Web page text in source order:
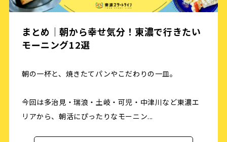
まとめ｜朝から幸せ気分！東濃で行きたい
モーニング12選
朝の一杯と、焼きたてパンやこだわりの一皿。
今回は多治見・瑞浪・土岐・可児・中津川など東濃エ
リアから、朝活にぴったりなモーニン...